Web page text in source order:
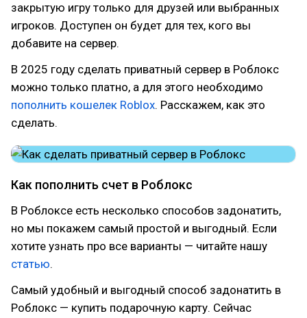
закрытую игру только для друзей или выбранных
игроков. Доступен он будет для тех, кого вы
добавите на сервер.
В 2025 году сделать приватный сервер в Роблокс
можно только платно, а для этого необходимо
пополнить кошелек Roblox. Расскажем, как это
сделать.
Как пополнить счет в Роблокс
В Роблоксе есть несколько способов задонатить,
но мы покажем самый простой и выгодный. Если
хотите узнать про все варианты — читайте нашу
статью.
Самый удобный и выгодный способ задонатить в
Роблокс — купить подарочную карту. Сейчас